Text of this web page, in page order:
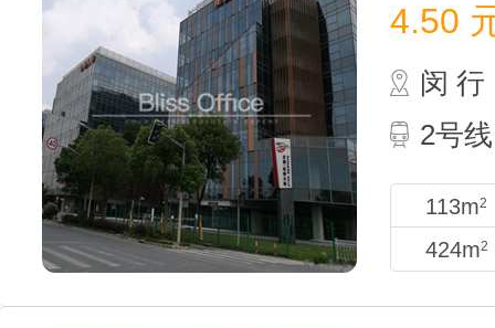
4.50
闵 行
2号
113m2
424m2